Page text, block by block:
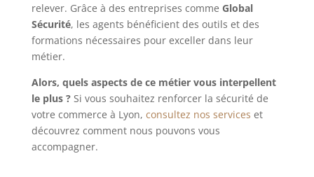
relever. Grâce à des entreprises comme Global
Sécurité, les agents bénéficient des outils et des
formations nécessaires pour exceller dans leur
métier.
Alors, quels aspects de ce métier vous interpellent
le plus ?Si vous souhaitez renforcer la sécurité de
votre commerce à Lyon, consultez nos services et
découvrez comment nous pouvons vous
accompagner.